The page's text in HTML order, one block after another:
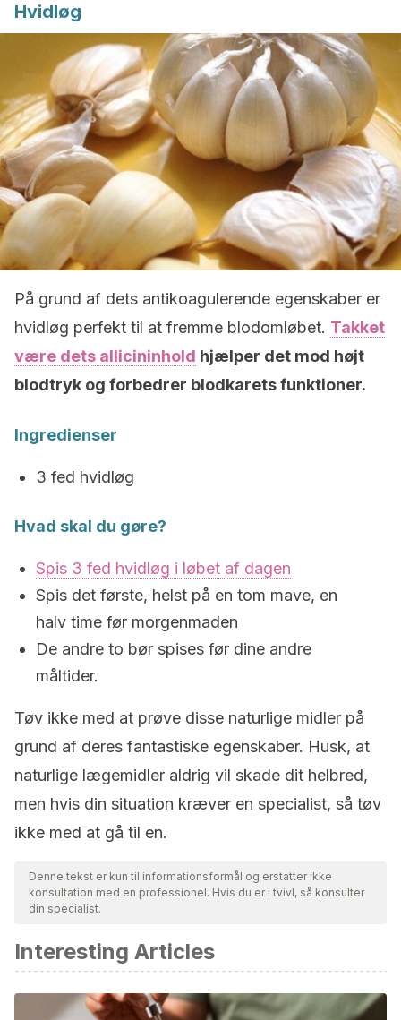
Hvidløg
På grund af dets antikoagulerende egenskaber er
hvidløg perfekt til at fremme blodomløbet. Takket
være dets allicininhold hjælper det mod højt
blodtryk og forbedrer blodkarets funktioner.
Ingredienser
3 fed hvidløg
Hvad skal du gøre?
Spis 3 fed hvidløg i løbet af dagen
Spis det første, helst på en tom mave, en
halv time før morgenmaden
De andre to bør spises før dine andre
måltider.
Tøv ikke med at prøve disse naturlige midler på
grund af deres fantastiske egenskaber. Husk, at
naturlige lægemidler aldrig vil skade dit helbred,
men hvis din situation kræver en specialist, så tøv
ikke med at gå til en.
Denne tekst er kun til informationsformål og erstatter ikke
konsultation med en professionel. Hvis du er i tvivl, så konsulter
din specialist.
Interesting Articles